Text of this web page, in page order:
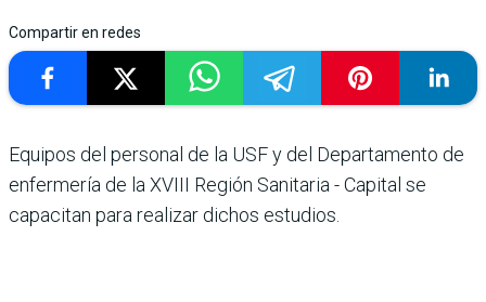
Compartir en redes
Equipos del personal de la USF y del Departamento de
enfermería de la XVIII Región Sanitaria - Capital se
capacitan para realizar dichos estudios.